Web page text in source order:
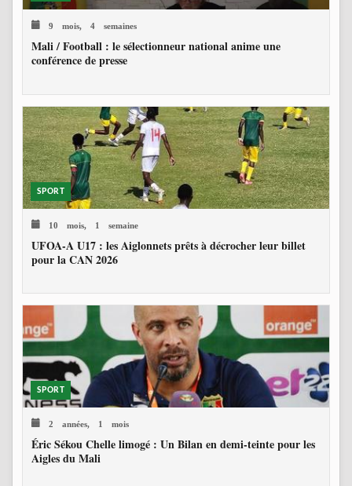
9 mois, 4 semaines
Mali / Football : le sélectionneur national anime une
conférence de presse
SPORT
10 mois, 1 semaine
UFOA-A U17 : les Aiglonnets prêts à décrocher leur billet
pour la CAN 2026
SPORT
2 années, 1 mois
Éric Sékou Chelle limogé : Un Bilan en demi-teinte pour les
Aigles du Mali